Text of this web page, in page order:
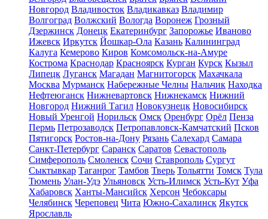
Новгород Владивосток Владикавказ Владимир
Волгоград Волжский Вологда Воронеж Грозный
Дзержинск Донецк Екатеринбург Запорожье Иваново
Ижевск Иркутск Йошкар-Ола Казань Калининград
Калуга Кемерово Киров Комсомольск-на-Амуре
Кострома Краснодар Красноярск Курган Курск Кызыл
Липецк Луганск Магадан Магнитогорск Махачкала
Москва Мурманск Набережные Челны Нальчик Находка
Нефтеюганск Нижневартовск Нижнекамск Нижний
Новгород Нижний Тагил Новокузнецк Новосибирск
Новый Уренгой Норильск Омск Оренбург Орёл Пенза
Пермь Петрозаводск Петропавловск-Камчатский Псков
Пятигорск Ростов-на-Дону Рязань Салехард Самара
Санкт-Петербург Саранск Саратов Севастополь
Симферополь Смоленск Сочи Ставрополь Сургут
Сыктывкар Таганрог Тамбов Тверь Тольятти Томск Тула
Тюмень Улан-Удэ Ульяновск Усть-Илимск Усть-Кут Уфа
Хабаровск Ханты-Мансийск Херсон Чебоксары
Челябинск Череповец Чита Южно-Сахалинск Якутск
Ярославль